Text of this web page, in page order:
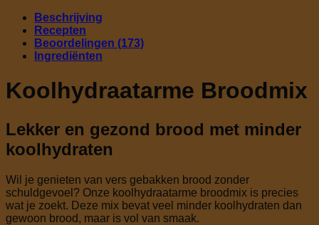
Beschrijving
Recepten
Beoordelingen (173)
Ingrediënten
Koolhydraatarme Broodmix
Lekker en gezond brood met minder
koolhydraten
Wil je genieten van vers gebakken brood zonder
schuldgevoel? Onze koolhydraatarme broodmix is precies
wat je zoekt. Deze mix bevat veel minder koolhydraten dan
gewoon brood, maar is vol van smaak.